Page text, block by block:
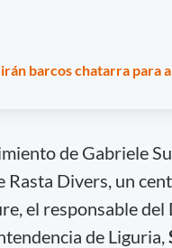
barcos chatarra para
de Gabriele
Rasta Divers, un
el responsable
de Liguria,